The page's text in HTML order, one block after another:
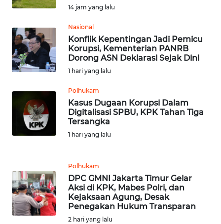
14 jam yang lalu
Nasional
Konflik Kepentingan Jadi Pemicu
Korupsi, Kementerian PANRB
Dorong ASN Deklarasi Sejak Dini
1 hari yang lalu
Polhukam
Kasus Dugaan Korupsi Dalam
Digitalisasi SPBU, KPK Tahan Tiga
Tersangka
1 hari yang lalu
Polhukam
DPC GMNI Jakarta Timur Gelar
Aksi di KPK, Mabes Polri, dan
Kejaksaan Agung, Desak
Penegakan Hukum Transparan
2 hari yang lalu
KAMI
INFO
IKLAN
TENTANG
KAMI
PEDOMAN
MEDIA
REDAKSI
KARIR